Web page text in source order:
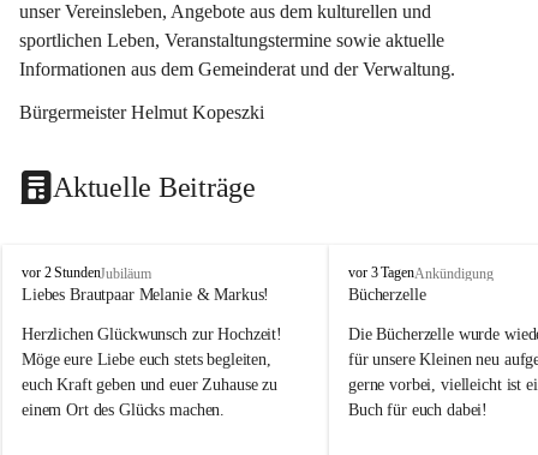
unser Vereinsleben, Angebote aus dem kulturellen und
sportlichen Leben, Veranstaltungstermine sowie aktuelle
Informationen aus dem Gemeinderat und der Verwaltung.
Bürgermeister Helmut Kopeszki
Aktuelle Beiträge
T
o
a
j
vor 2 StundenJubiläum
Liebes Brautpaar Melanie & Markus!
Herzlichen Glückwunsch zur Hochzeit!
Möge eure Liebe euch stets begleiten,
euch Kraft geben und euer Zuhause zu
einem Ort des Glücks machen.
T
o
a
j
vor 3 TagenAnkündigung
Bücherzelle
Die Bücherzelle wurde
für unsere Kleinen neu
gerne vorbei, vielleicht ist
Buch für euch dabei!